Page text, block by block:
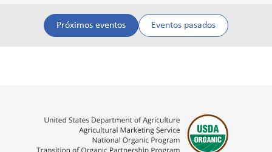
Próximos eventos Eventos pasados